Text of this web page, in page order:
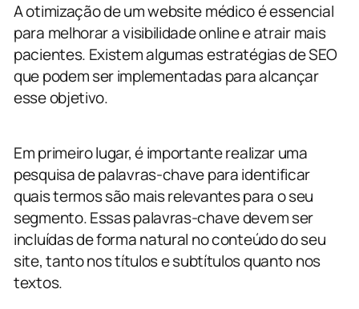
A otimização de um website médico é essencial
para melhorar a visibilidade online e atrair mais
pacientes. Existem algumas estratégias de SEO
que podem ser implementadas para alcançar
esse objetivo.
Em primeiro lugar, é importante realizar uma
pesquisa de palavras-chave para identificar
quais termos são mais relevantes para o seu
segmento. Essas palavras-chave devem ser
incluídas de forma natural no conteúdo do seu
site, tanto nos títulos e subtítulos quanto nos
textos.